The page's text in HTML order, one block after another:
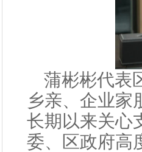
蒲彬彬代表
乡亲、企业家
长期以来关心
委、区政府高